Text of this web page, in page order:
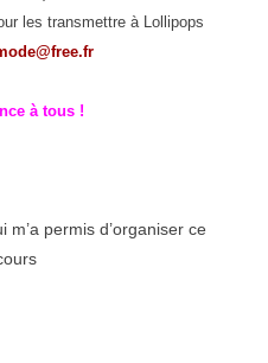
les transmettre à Lollipops
à tous !
permis d’organiser ce